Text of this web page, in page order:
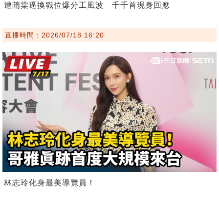
遭隋棠逼換職位爆分工風波 千千首現身回應
直播時間：2026/07/18 16:20
林志玲化身最美導覽員！